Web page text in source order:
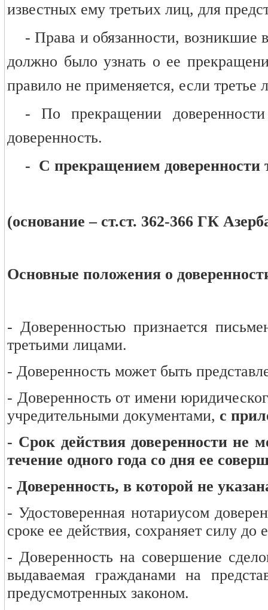
известных ему третьих лиц, для
- Права и обязанности, возникшие
должно было узнать о ее
правило не применяется, если третье
- По прекращении
доверенность.
- С прекращением доверенности
(основание – ст.ст. 362-366 ГК
Основные положения о
- Доверенностью признается
третьими лицами.
- Доверенность может быть
- Доверенность от имени
учредительными документами, с
- Срок действия доверенности не
течение одного года со дня ее
- Доверенность, в которой не
- Удостоверенная нотариусом
сроке ее действия, сохраняет силу
- Доверенность на совершение
выдаваемая гражданами на
предусмотренных законом.